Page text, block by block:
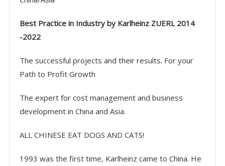
Best Practice in Industry by Karlheinz ZUERL 2014
-2022
The successful projects and their results. For your
Path to Profit Growth
The expert for cost management and business
development in China and Asia.
ALL CHINESE EAT DOGS AND CATS!
1993 was the first time, Karlheinz came to China. He